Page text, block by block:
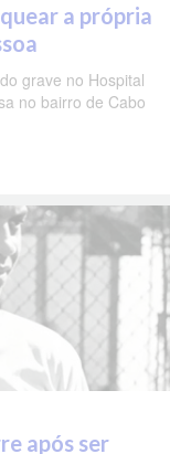
a própria
grave no Hospital
no bairro de Cabo
após ser